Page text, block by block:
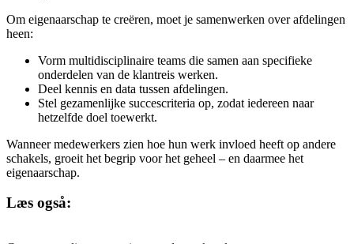
Om eigenaarschap te creëren, moet je samenwerken over afdelingen
heen:
Vorm multidisciplinaire teams die samen aan specifieke
onderdelen van de klantreis werken.
Deel kennis en data tussen afdelingen.
Stel gezamenlijke succescriteria op, zodat iedereen naar
hetzelfde doel toewerkt.
Wanneer medewerkers zien hoe hun werk invloed heeft op andere
schakels, groeit het begrip voor het geheel – en daarmee het
eigenaarschap.
Læs også: